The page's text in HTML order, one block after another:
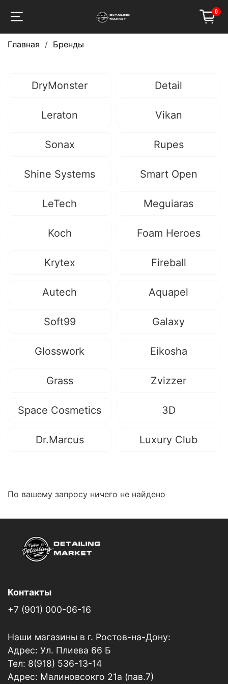
0
Главная Бренды
DryMonster Detail
Leraton Vikan
Sonax Rupes
Shine Systems Smart Open
LeTech Meguiaras
Koch Foam Heroes
Krytex Fireball
Autech Aquapel
Soft99 Galaxy
Glosswork Eikosha
Grass Zvizzer
Space Cosmetics 3D
Dr.Marcus Luxury Club
По вашему запросу ничего не найдено
Контакты
+7 (901) 000-06-16
Наши магазины в г. Ростов-на-Дону:
Адрес: Ул. Плиева 66 Б
Тел: 8(918) 536-13-14
Адрес: Малиновсокго 21а (пав.7)